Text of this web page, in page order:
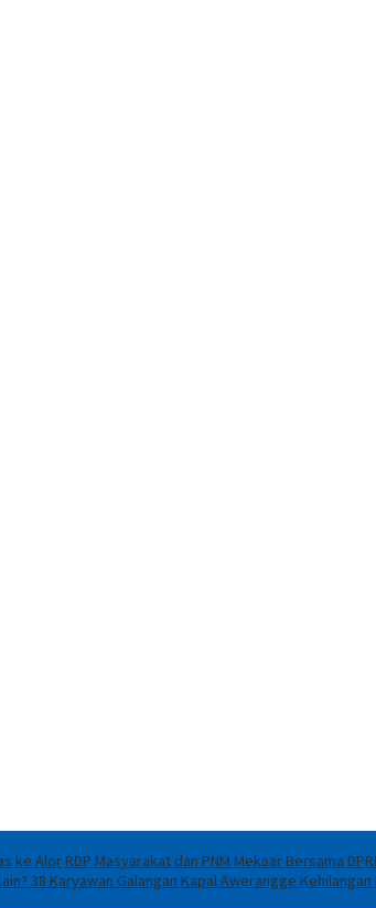
ke AlorRDP Masyarakat dan PNM Mekaar Bersama
38 Karyawan Galangan Kapal Awerangge